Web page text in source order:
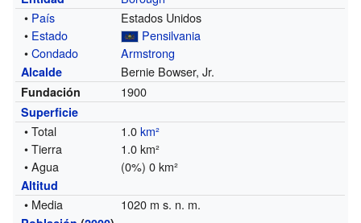
• País
Estados Unidos
• Estado
Pensilvania
•Condado Armstrong
Alcalde Bernie Bowser, Jr.
Fundación 1900
Superficie
• Total 1.0km²
• Tierra
1.0 km²
• Agua
(0%) 0 km²
Altitud
• Media 1020 m s. n. m.